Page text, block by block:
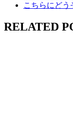
こちらにどう
RELATED